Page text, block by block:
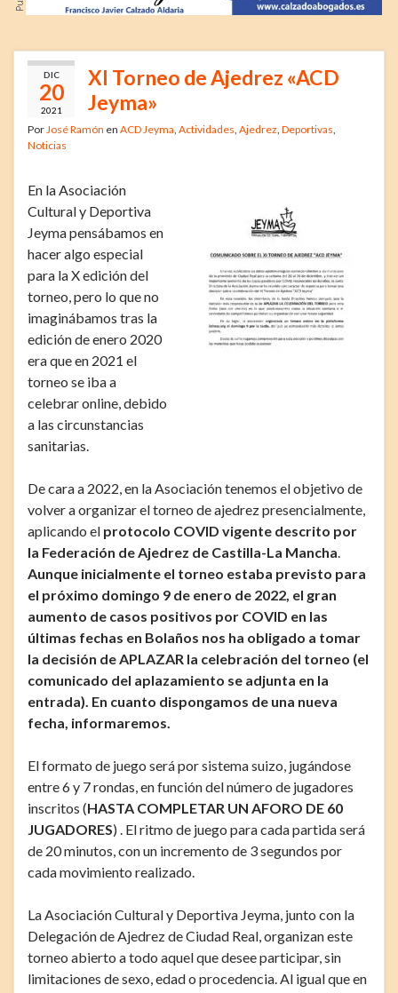
DIC
20
2021
XI Torneo de Ajedrez «ACD
Jeyma»
Por José Ramón en ACD Jeyma Actividades Ajedrez Deportivas
Noticias
En la Asociación
Cultural y Deportiva
Jeyma pensábamos en
hacer algo especial
para la X edición del
torneo, pero lo que no
imaginábamos tras la
edición de enero 2020
era que en 2021 el
torneo se iba a
celebrar online, debido
a las circunstancias
sanitarias.
De cara a 2022, en la Asociación tenemos el objetivo de
volver a organizar el torneo de ajedrez presencialmente,
aplicando el protocolo COVID vigente descrito por
la Federación de Ajedrez de Castilla-La Mancha.
Aunque inicialmente el torneo estaba previsto para
el próximo domingo 9 de enero de 2022, el gran
aumento de casos positivos por COVID en las
últimas fechas en Bolaños nos ha obligado a tomar
la decisión de APLAZAR la celebración del torneo (el
comunicado del aplazamiento se adjunta en la
entrada). En cuanto dispongamos de una nueva
fecha, informaremos.
El formato de juego será por sistema suizo, jugándose
entre 6 y 7 rondas, en función del número de jugadores
inscritos (HASTA COMPLETAR UN AFORO DE 60
JUGADORES) . El ritmo de juego para cada partida será
de 20 minutos, con un incremento de 3 segundos por
cada movimiento realizado.
La Asociación Cultural y Deportiva Jeyma, junto con la
Delegación de Ajedrez de Ciudad Real, organizan este
torneo abierto a todo aquel que desee participar, sin
limitaciones de sexo, edad o procedencia. Al igual que en